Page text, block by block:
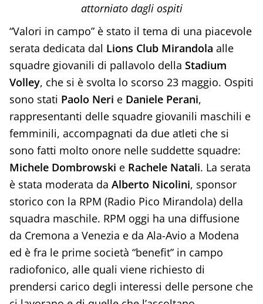
attorniato dagli ospiti
“Valori in campo” è stato il tema di una piacevole
serata dedicata dal Lions Club Mirandola alle
squadre giovanili di pallavolo della Stadium
Volley, che si è svolta lo scorso 23 maggio. Ospiti
sono stati Paolo Neri e Daniele Perani,
rappresentanti delle squadre giovanili maschili e
femminili, accompagnati da due atleti che si
sono fatti molto onore nelle suddette squadre:
Michele Dombrowski e Rachele Natali. La serata
è stata moderata da Alberto Nicolini, sponsor
storico con la RPM (Radio Pico Mirandola) della
squadra maschile. RPM oggi ha una diffusione
da Cremona a Venezia e da Ala-Avio a Modena
ed è fra le prime società “benefit” in campo
radiofonico, alle quali viene richiesto di
prendersi carico degli interessi delle persone che